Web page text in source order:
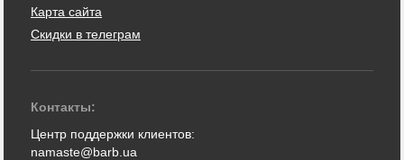
Карта сайта
Скидки в телеграм
Контакты:
Центр поддержки клиентов:
namaste@barb.ua